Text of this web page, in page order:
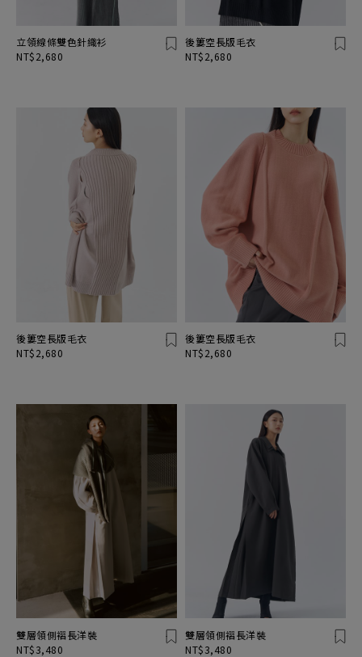
立領線條雙色針織衫
NT$2,680
後簍空長版毛衣
NT$2,680
後簍空長版毛衣
NT$2,680
後簍空長版毛衣
NT$2,680
雙層領側褶長洋裝
NT$3,480
雙層領側褶長洋裝
NT$3,480